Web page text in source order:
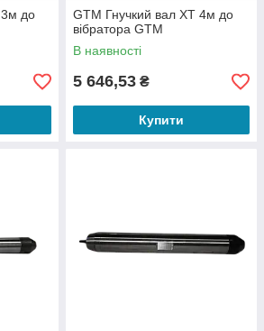
3м до
GTM Гнучкий вал XT 4м до
вібратора GTM
В наявності
5 646,53 ₴
Купити